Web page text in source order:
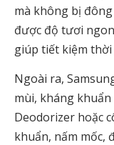
mà không bị
được độ tươi
giúp tiết kiệm
Ngoài ra,
mùi, kháng
Deodorizer hoặc
khuẩn, nấm mốc,